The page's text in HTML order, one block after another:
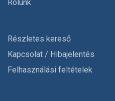
Rólunk
Részletes kereső
Kapcsolat / Hibajelentés
Felhasználási feltételek